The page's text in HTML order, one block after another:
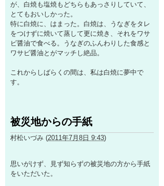
が、白焼も塩焼もどちらもあっさりしていて、
とてもおいしかった。
特に白焼に、はまった。白焼は、うなぎをタレ
をつけずに焼いて蒸して更に焼き、それをワサ
ビ醤油で食べる。うなぎのふんわりした食感と
ワサビ醤油とがマッチし絶品。
これからしばらくの間は、私は白焼に夢中で
す。
被災地からの手紙
村松いづみ (2011年7月8日 9:43)
思いがけず、見ず知らずの被災地の方から手紙
をいただいた。